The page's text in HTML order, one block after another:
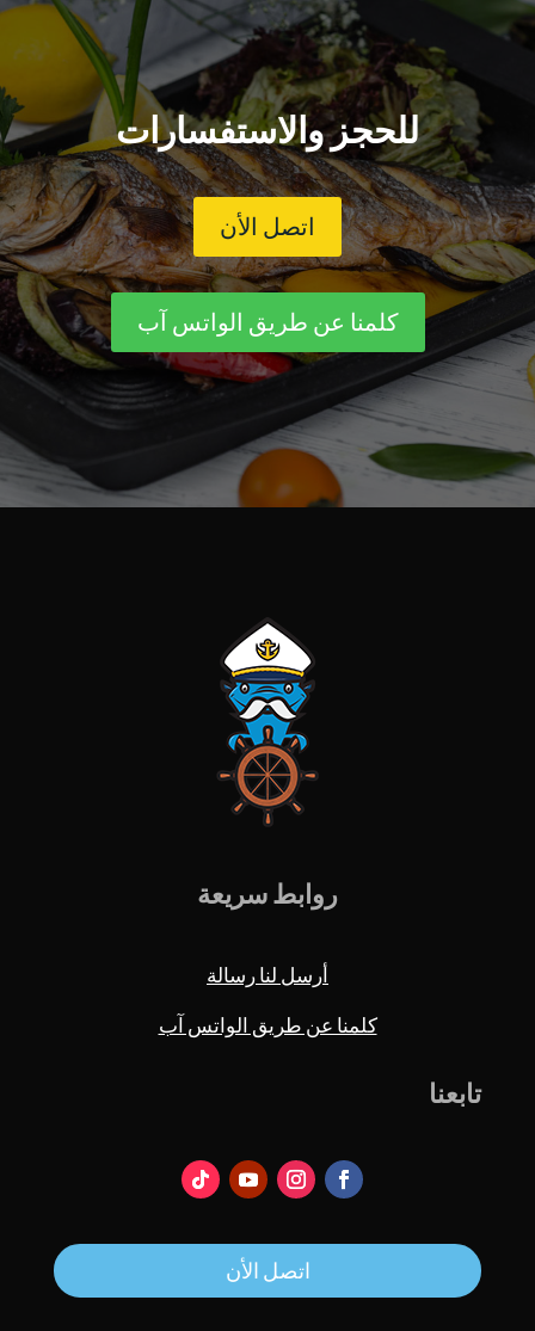
للحجز والاستفسارات
اتصل الأن
كلمنا عن طريق الواتس آب
روابط سريعة
أرسل لنا رسالة
كلمنا عن طريق الواتس آب
تابعنا
اتصل الأن